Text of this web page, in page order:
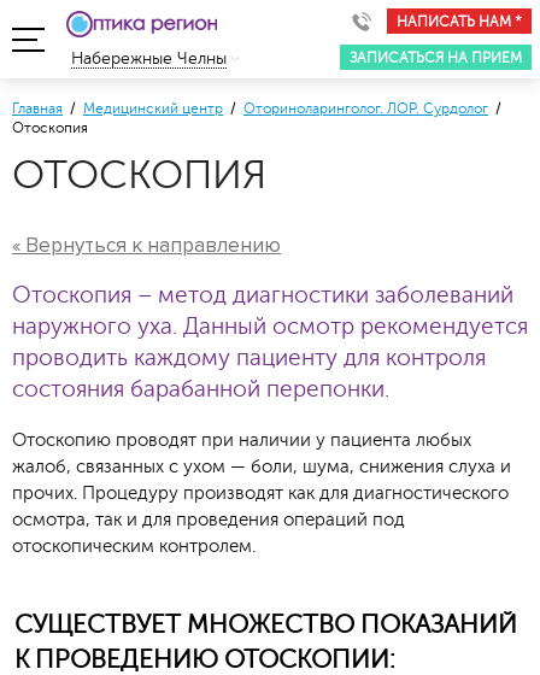
НАПИСАТЬ НАМ *
ЗАПИСАТЬСЯ НА ПРИЕМ
Набережные Челны
Главная / Медицинский центр / Оториноларинголог. ЛОР. Сурдолог /
Отоскопия
ОТОСКОПИЯ
« Вернуться к направлению
Отоскопия – метод диагностики заболеваний
наружного уха. Данный осмотр рекомендуется
проводить каждому пациенту для контроля
состояния барабанной перепонки.
Отоскопию проводят при наличии у пациента любых
жалоб, связанных с ухом — боли, шума, снижения слуха и
прочих. Процедуру производят как для диагностического
осмотра, так и для проведения операций под
отоскопическим контролем.
СУЩЕСТВУЕТ МНОЖЕСТВО ПОКАЗАНИЙ
К ПРОВЕДЕНИЮ ОТОСКОПИИ: